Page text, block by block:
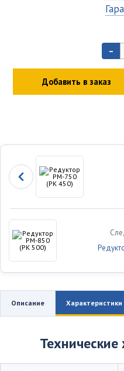
-
Добавить в заказ
Описание Характеристики
Технические